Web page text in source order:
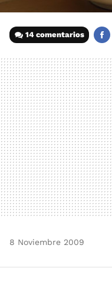
14 comentarios
8 Noviembre 2009